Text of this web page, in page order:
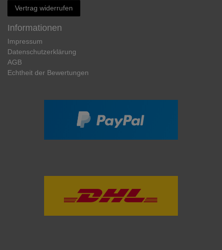
Vertrag widerrufen
Informationen
Impressum
Daten­schutz­erklärung
AGB
Echtheit der Bewertungen